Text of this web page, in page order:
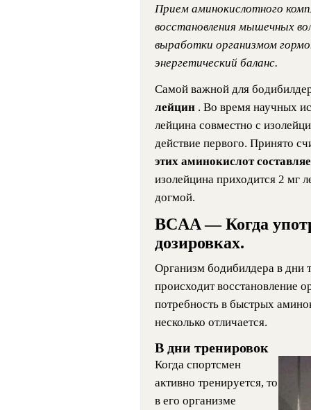
Прием аминокислотного
восстановления мышечных
выработки организмом
энергетический баланс.
Самой важной для
лейцин . Во время научных
лейцина совместно с
действие первого. Принято
этих аминокислот
изолейцина приходится 2 мг
догмой.
BCAA — Когда
дозировках.
Организм бодибилдера в дни
происходит восстановление
потребность в быстрых
несколько отличается.
В дни тренировок
Когда спортсмен
активно тренируется, то
в его организме